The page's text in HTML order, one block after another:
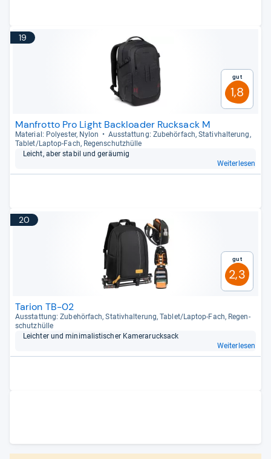
19
Gut
1,8
Manfrotto Pro Light Backloader Rucksack M
Mate­rial: Poly­es­ter, Nylon
Aus­stat­tung: Zube­hör­fach, Sta­tiv­hal­te­rung,
Tablet/Lap­top-​Fach, Regen­schutz­hülle
Leicht, aber sta­bil und geräu­mig
Weiterlesen
20
Gut
2,3
Tarion TB-02
Aus­stat­tung: Zube­hör­fach, Sta­tiv­hal­te­rung, Tablet/Lap­top-​Fach, Regen­
schutz­hülle
Leich­ter und mini­ma­lis­ti­scher Kame­ra­ruck­sack
Weiterlesen